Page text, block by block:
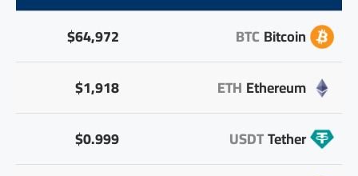
Bitcoin
BTC
$64,972
Ethereum
ETH
$1,918
Tether
USDT
$0.999